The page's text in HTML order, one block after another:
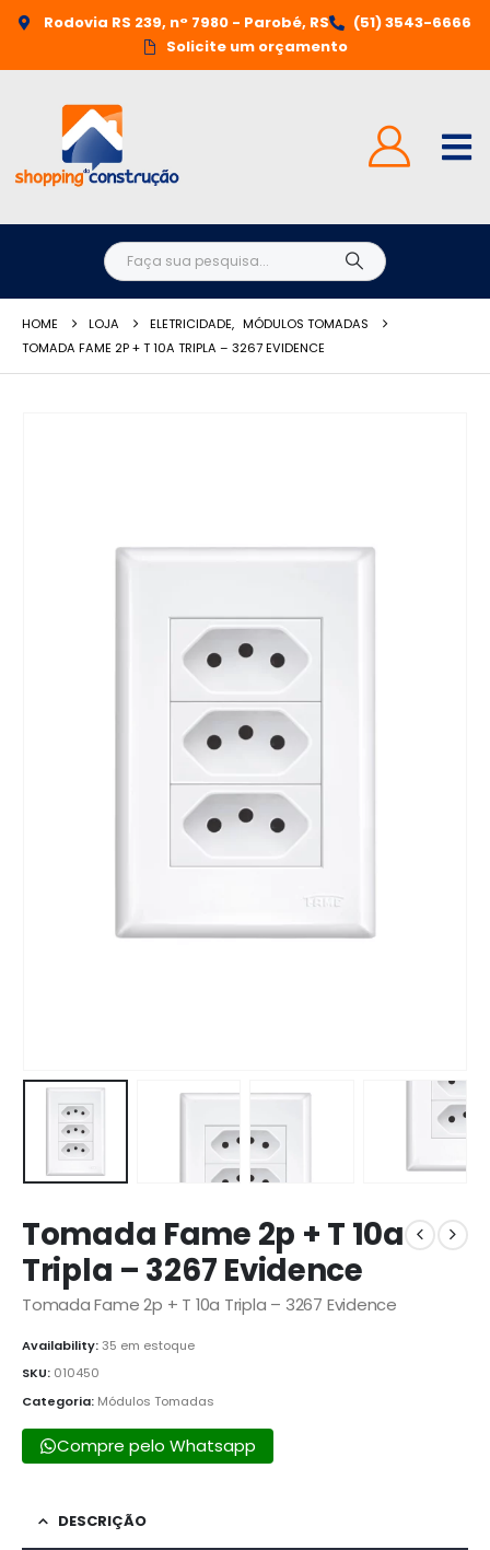
Rodovia RS 239, n° 7980 - Parobé, RS
(51) 3543-6666
Solicite um orçamento
HOME LOJA ELETRICIDADE, MÓDULOS TOMADAS
TOMADA FAME 2P + T 10A TRIPLA – 3267 EVIDENCE
Tomada Fame 2p + T 10a
Tripla – 3267 Evidence
Tomada Fame 2p + T 10a Tripla – 3267 Evidence
Availability:35 em estoque
SKU: 010450
Categoria: Módulos Tomadas
Compre pelo Whatsapp
DESCRIÇÃO